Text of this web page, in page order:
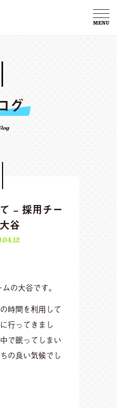
MENU
グ
– 採用チー
谷
の大谷です。
時間を利用して
行ってきまし
で眠ってしまい
の良い気候でし